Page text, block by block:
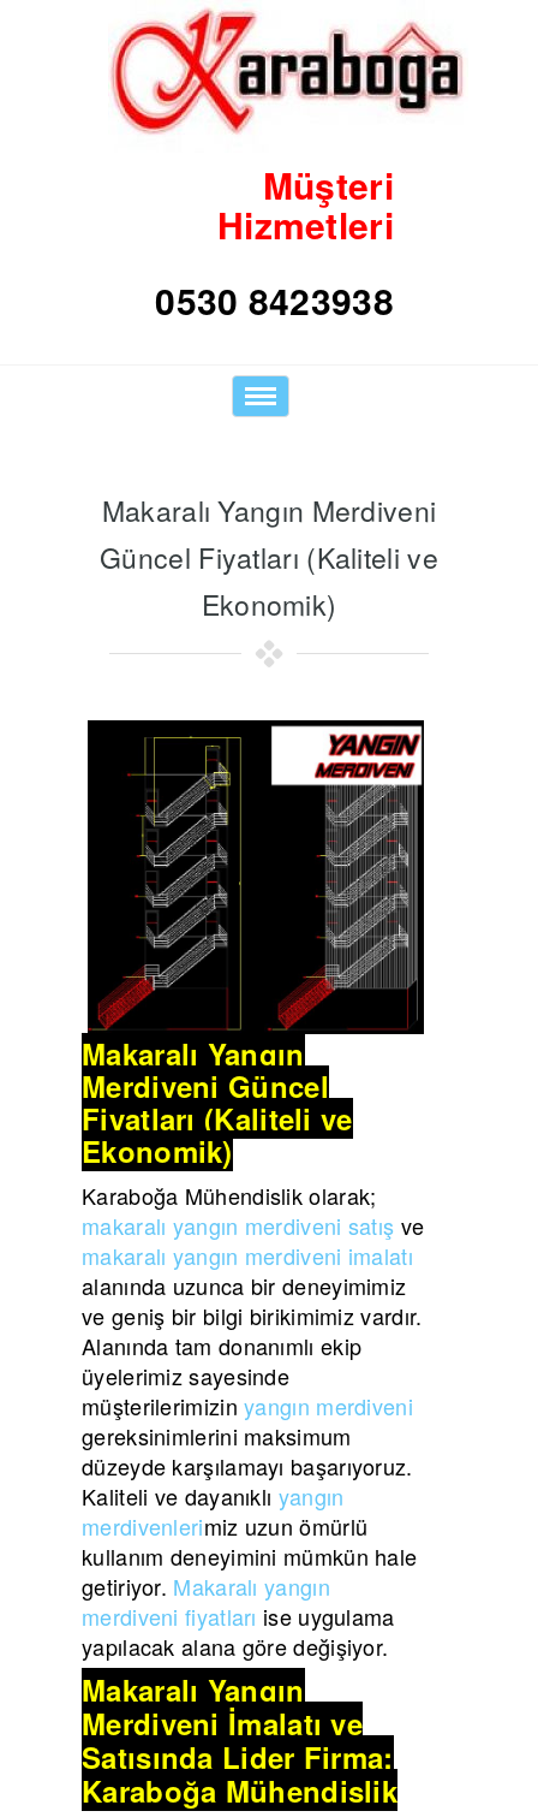
Müşteri
Hizmetleri
0530 8423938
Toggle
navigation
Makaralı Yangın Merdiveni
Güncel Fiyatları (Kaliteli ve
Ekonomik)
Makaralı Yangın
Merdiveni Güncel
Fiyatları (Kaliteli ve
Ekonomik)
Karaboğa Mühendislik olarak;
makaralı yangın merdiveni satış ve
makaralı yangın merdiveni imalatı
alanında uzunca bir deneyimimiz
ve geniş bir bilgi birikimimiz vardır.
Alanında tam donanımlı ekip
üyelerimiz sayesinde
müşterilerimizinyangın merdiveni
gereksinimlerini maksimum
düzeyde karşılamayı başarıyoruz.
Kaliteli ve dayanıklı yangın
merdivenlerimiz uzun ömürlü
kullanım deneyimini mümkün hale
getiriyor. Makaralı yangın
merdiveni fiyatları ise uygulama
yapılacak alana göre değişiyor.
Makaralı Yangın
Merdiveni İmalatı ve
Satışında Lider Firma:
Karaboğa Mühendislik